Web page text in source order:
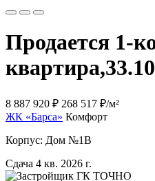
Продается 1-
квартира,
8 887 920 ₽ 268 517 ₽/м²
ЖК «Барса» Комфорт
Корпус: Дом №1В
Сдача 4 кв. 2026 г.